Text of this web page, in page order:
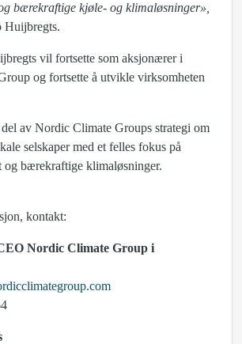
bærekraftige kjøle- og klimaløsninger»,
Huijbregts.
vil fortsette som aksjonærer i
og fortsette å utvikle virksomheten
av Nordic Climate Groups strategi om
selskaper med et felles fokus på
og bærekraftige klimaløsninger.
kontakt:
Nordic Climate Group i